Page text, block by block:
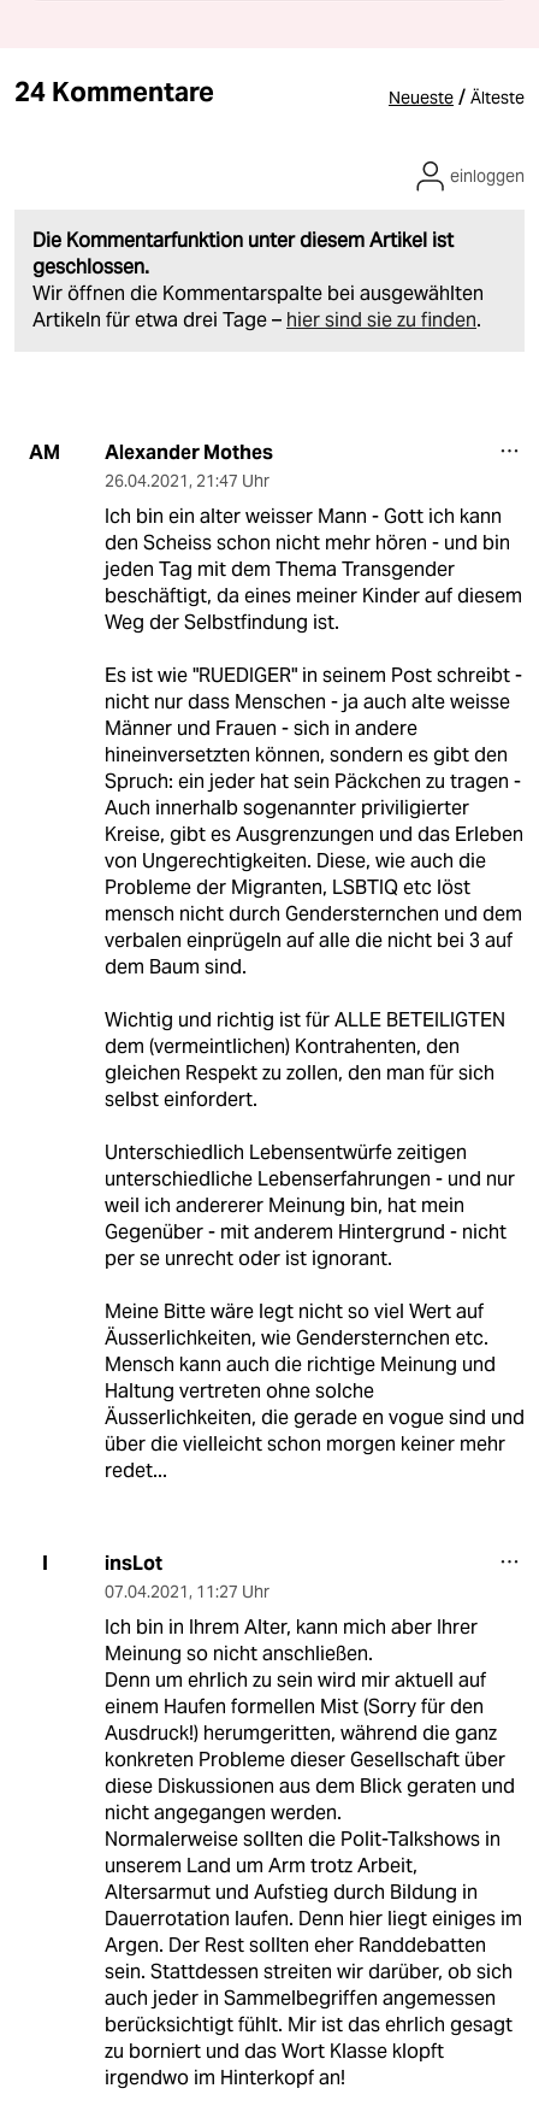
24 Kommentare Neueste / Älteste
Die Kommentarfunktion unter diesem Artikel ist
geschlossen.
Wir öffnen die Kommentarspalte bei ausgewählten
Artikeln für etwa drei Tage – hier sind sie zu finden.
einloggen
AM Alexander Mothes
26.04.2021, 21:47 Uhr
Ich bin ein alter weisser Mann - Gott ich kann
den Scheiss schon nicht mehr hören - und bin
jeden Tag mit dem Thema Transgender
beschäftigt, da eines meiner Kinder auf diesem
Weg der Selbstfindung ist.
Es ist wie "RUEDIGER" in seinem Post schreibt -
nicht nur dass Menschen - ja auch alte weisse
Männer und Frauen - sich in andere
hineinversetzten können, sondern es gibt den
Spruch: ein jeder hat sein Päckchen zu tragen -
Auch innerhalb sogenannter priviligierter
Kreise, gibt es Ausgrenzungen und das Erleben
von Ungerechtigkeiten. Diese, wie auch die
Probleme der Migranten, LSBTIQ etc löst
mensch nicht durch Gendersternchen und dem
verbalen einprügeln auf alle die nicht bei 3 auf
dem Baum sind.
Wichtig und richtig ist für ALLE BETEILIGTEN
dem (vermeintlichen) Kontrahenten, den
gleichen Respekt zu zollen, den man für sich
selbst einfordert.
Unterschiedlich Lebensentwürfe zeitigen
unterschiedliche Lebenserfahrungen - und nur
weil ich andererer Meinung bin, hat mein
Gegenüber - mit anderem Hintergrund - nicht
per se unrecht oder ist ignorant.
Meine Bitte wäre legt nicht so viel Wert auf
Äusserlichkeiten, wie Gendersternchen etc.
Mensch kann auch die richtige Meinung und
Haltung vertreten ohne solche
Äusserlichkeiten, die gerade en vogue sind und
über die vielleicht schon morgen keiner mehr
redet...
I insLot
07.04.2021, 11:27 Uhr
Ich bin in Ihrem Alter, kann mich aber Ihrer
Meinung so nicht anschließen.
Denn um ehrlich zu sein wird mir aktuell auf
einem Haufen formellen Mist (Sorry für den
Ausdruck!) herumgeritten, während die ganz
konkreten Probleme dieser Gesellschaft über
diese Diskussionen aus dem Blick geraten und
nicht angegangen werden.
Normalerweise sollten die Polit-Talkshows in
unserem Land um Arm trotz Arbeit,
Altersarmut und Aufstieg durch Bildung in
Dauerrotation laufen. Denn hier liegt einiges im
Argen. Der Rest sollten eher Randdebatten
sein. Stattdessen streiten wir darüber, ob sich
auch jeder in Sammelbegriffen angemessen
berücksichtigt fühlt. Mir ist das ehrlich gesagt
zu borniert und das Wort Klasse klopft
irgendwo im Hinterkopf an!